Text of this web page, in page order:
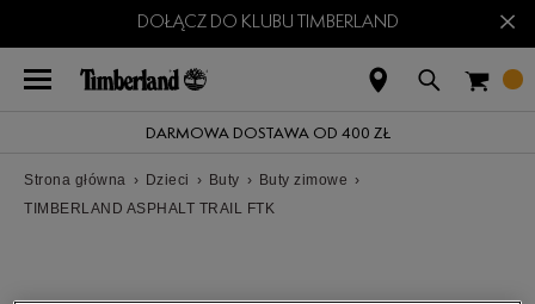
DOŁĄCZ DO KLUBU TIMBERLAND ×
DARMOWA DOSTAWA OD 400 ZŁ
Strona główna › Dzieci › Buty › Buty zimowe ›
TIMBERLAND ASPHALT TRAIL FTK